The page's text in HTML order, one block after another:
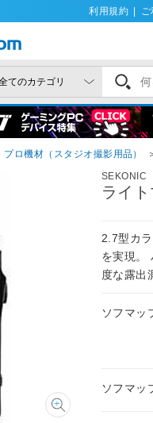
利用規約
プロ機材（スタジオ撮影用品）
SEKONIC
ライ
2.7型カ
を実現。
度な露出
ソフマッ
ソフマッ